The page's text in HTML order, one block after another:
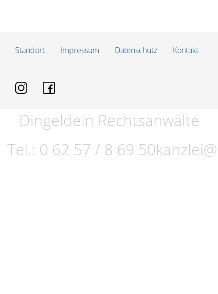
Standort Impressum Datenschutz Kontakt
Dingeldein Rechtsanwälte
Tel.: 0 62 57 / 8 69 50